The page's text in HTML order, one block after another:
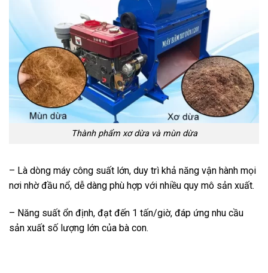
Thành phẩm xơ dừa và mùn dừa
– Là dòng máy công suất lớn, duy trì khả năng vận hành mọi
nơi nhờ đầu nổ, dễ dàng phù hợp với nhiều quy mô sản xuất.
– Năng suất ổn định, đạt đến 1 tấn/giờ, đáp ứng nhu cầu
sản xuất số lượng lớn của bà con.